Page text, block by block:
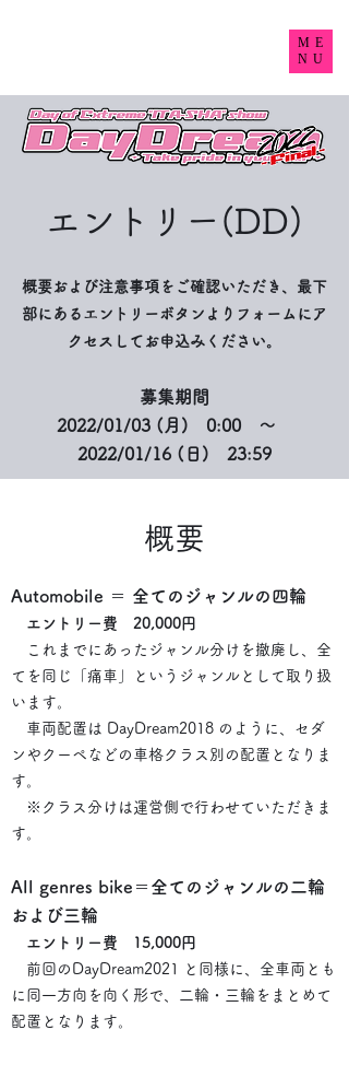
ME
NU
エントリー(DD)
概要および注意事項をご確認いただき、最下
部にあるエントリーボタンよりフォームにア
クセスしてお申込みください。
募集期間
2022/01/03 (月) 0:00 ～
2022/01/16 (日) 23:59
概要
Automobile ＝ 全てのジャンルの四輪
エントリー費 20,000円
これまでにあったジャンル分けを撤廃し、全
てを同じ「痛車」というジャンルとして取り扱
います。
車両配置は DayDream2018 のように、セダ
ンやクーペなどの車格クラス別の配置となりま
す。
※クラス分けは運営側で行わせていただきま
す。
All genres bike＝全てのジャンルの二輪
および三輪
エントリー費 15,000円
前回のDayDream2021 と同様に、全車両とも
に同一方向を向く形で、二輪・三輪をまとめて
配置となります。